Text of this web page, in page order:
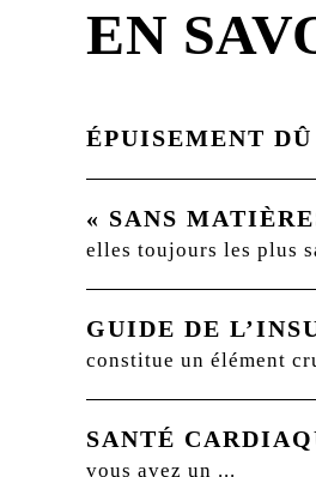
EN
ÉPUISEMENT
« SANS
elles toujours les plus
GUIDE DE
constitue un élément
SANTÉ
vous avez un ...